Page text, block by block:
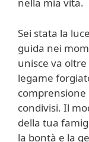
Sei stata la
guida nei
unisce va
legame
condivisi. Il
della tua
la bontà e la